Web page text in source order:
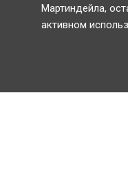
Мартиндейла,
активном